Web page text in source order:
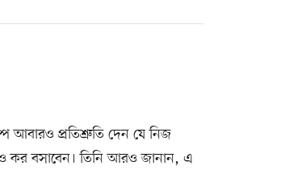
আবারও প্রতিশ্রুতি দেন যে নিজ
ও কর বসাবেন। তিনি আরও জানান, এ